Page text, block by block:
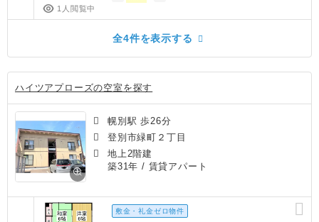
1人閲覧中
全4件を表示する
ハイツアプローズの空室を探す
幌別駅 歩26分
登別市緑町２丁目
地上2階建
築31年 / 賃貸アパート
敷金・礼金ゼロ物件